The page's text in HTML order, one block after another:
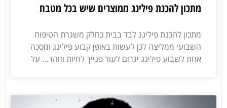
מתכון להכנת פילינג ממוצרים שיש בכל מטבח
מתכון להכנת פילינג לבד בבית כחלק משגרת הטיפוח
השבועי ממליצה לכן לעשות באופן קבוע פילינג ומסכה
אחת לשבוע פילינג יגרום לעור פנייך לחיות וזוהר… על